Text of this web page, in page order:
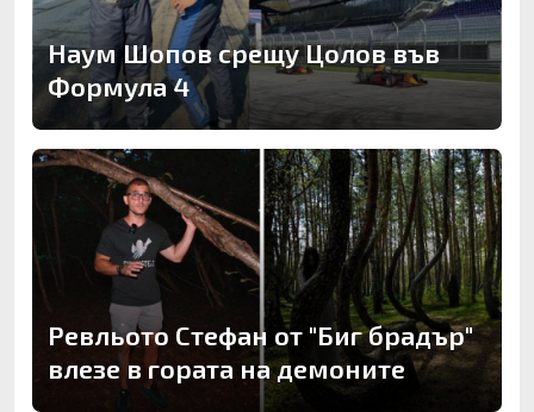
Наум Шопов срещу Цолов във
Формула 4
Ревльото Стефан от "Биг брадър"
влезе в гората на демоните